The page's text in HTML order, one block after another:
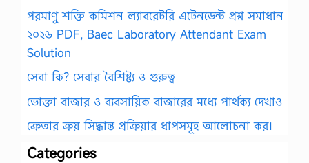
পরমাণু শক্তি কমিশন ল্যাবরেটরি এটেনডেন্ট প্রশ্ন সমাধান
২০২৬ PDF, Baec Laboratory Attendant Exam
Solution
সেবা কি? সেবার বৈশিষ্ট্য ও গুরুত্ব
ভোক্তা বাজার ও ব্যবসায়িক বাজারের মধ্যে পার্থক্য দেখাও
ক্রেতার ক্রয় সিদ্ধান্ত প্রক্রিয়ার ধাপসমূহ আলোচনা কর।
Categories